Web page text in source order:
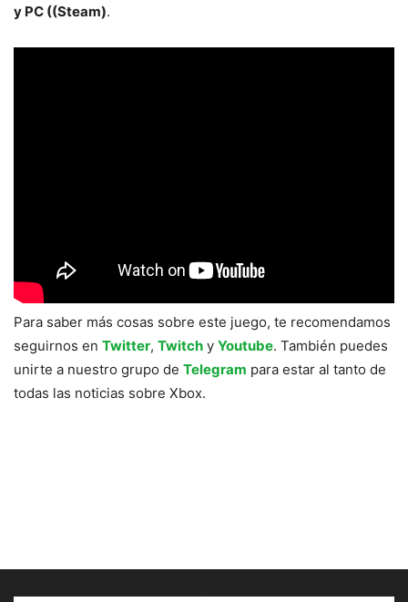
y PC ((Steam).
Para saber más cosas sobre este juego, te recomendamos
seguirnos en Twitter, Twitch y Youtube. También puedes
unirte a nuestro grupo de Telegram para estar al tanto de
todas las noticias sobre Xbox.